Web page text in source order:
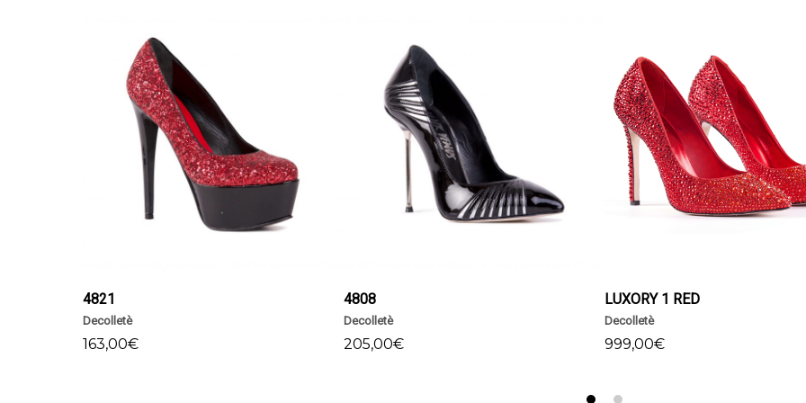
4821
Decolletè
163,00€
4808
Decolletè
205,00€
LUXORY 1 RED
Decolletè
999,00€